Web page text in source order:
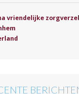
vriendelijke